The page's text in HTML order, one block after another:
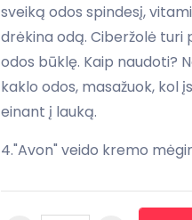
sveiką odos spindesį,
drėkina odą. Ciberžolė turi
odos būklę. Kaip naudoti?
kaklo odos, masažuok, kol
einant į lauką.
4."Avon" veido kremo